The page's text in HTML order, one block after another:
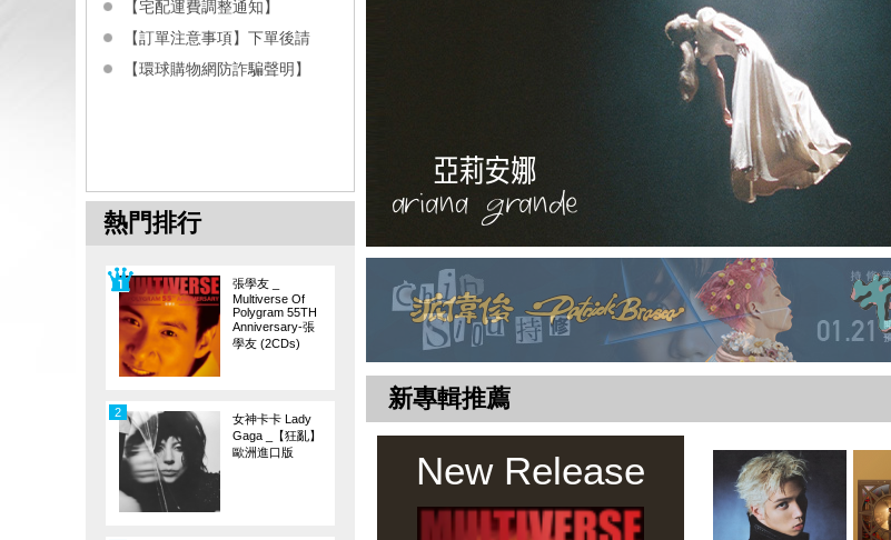
【宅配運費調整通知】
【訂單注意事項】下單後請
【環球購物網防詐騙聲明】
熱門排行
張學友 _
Multiverse Of
Polygram 55TH
Anniversary-張
學友 (2CDs)
女神卡卡 Lady
Gaga _【狂亂】
歐洲進口版
2 新專輯推薦
New Release